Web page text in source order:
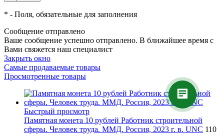
* - Поля, обязательные для заполнения
Сообщение отправлено
Ваше сообщение успешно отправлено. В ближайшее время с
Вами свяжется наш специалист
Закрыть окно
Самые продаваемые товары
Просмотренные товары
Быстрый просмотр
Памятная монета 10 рублей Работник строительной
сферы. Человек труда. ММД. Россия, 2023 г. в. UNC 110